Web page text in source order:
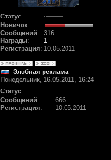
Статус:
Новичок:
Сообщений:
316
Награды:
1
Регистрация: 10.05.2011
Злобная реклама
Понедельник, 16.05.2011, 16:24
Статус:
Сообщений:
666
Регистрация: 10.05.2011